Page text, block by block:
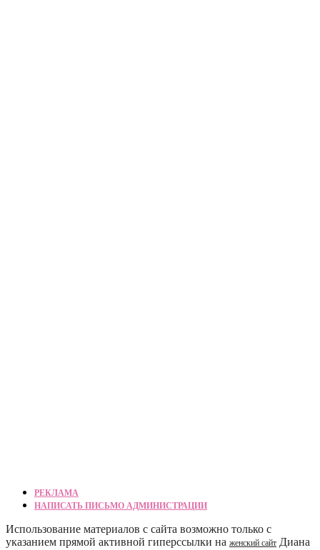
РЕКЛАМА
НАПИСАТЬ ПИСЬМО АДМИНИСТРАЦИИ
Использование материалов с сайта возможно только с
указанием прямой активной гиперссылки на женский сайт Диана